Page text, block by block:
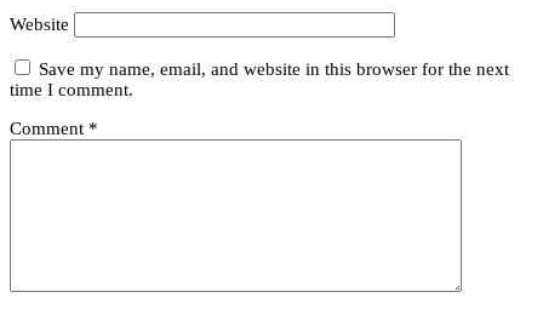
Website
Save my name, email, and website in this browser for the next
time I comment.
Comment *